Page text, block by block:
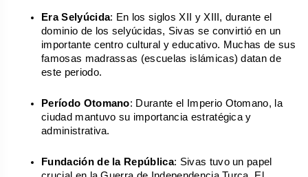
Era Selyúcida: En los siglos XII y XIII, durante el
dominio de los selyúcidas, Sivas se convirtió en un
importante centro cultural y educativo. Muchas de sus
famosas madrassas (escuelas islámicas) datan de
este periodo.
Período Otomano: Durante el Imperio Otomano, la
ciudad mantuvo su importancia estratégica y
administrativa.
Fundación de la República: Sivas tuvo un papel